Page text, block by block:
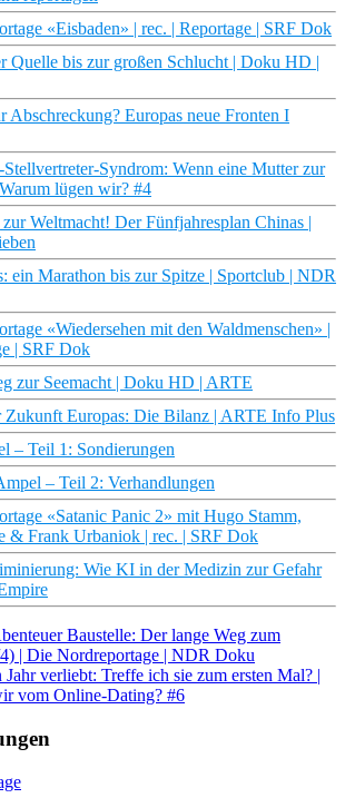
«Eisbaden» | rec. | Reportage | SRF Dok
Quelle bis zur großen Schlucht | Doku HD |
Abschreckung? Europas neue Fronten I
Syndrom: Wenn eine Mutter zur
lügen wir? #4
Weltmacht! Der Fünfjahresplan Chinas |
ein Marathon bis zur Spitze | Sportclub | NDR
«Wiedersehen mit den Waldmenschen» |
| SRF Dok
zur Seemacht | Doku HD | ARTE
Zukunft Europas: Die Bilanz | ARTE Info Plus
– Teil 1: Sondierungen
– Teil 2: Verhandlungen
«Satanic Panic 2» mit Hugo Stamm,
& Frank Urbaniok | rec. | SRF Dok
Wie KI in der Medizin zur Gefahr
Baustelle: Der lange Weg zum
| Die Nordreportage | NDR Doku
Jahr verliebt: Treffe ich sie zum ersten Mal? |
vom Online-Dating? #6